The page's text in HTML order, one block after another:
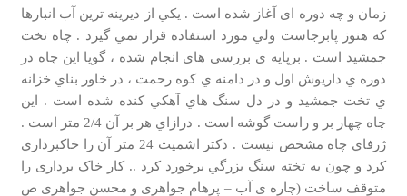
زمان و چه دوره ای آغاز شده است . يكي از ديرينه ترين آب انبارها
كه هنوز پابرجاست ولي مورد استفاده قرار نمي گيرد . چاه تخت
جمشيد است . برپایه ی بررسی های انجام شده ، گویا این چاه در
دوره ي داريوش اول و در دامنه ي كوه رحمت ، در خاور بناي خزانه
ي تخت جمشيد و در دل سنگ هاي آهكي كنده شده است . این
چاه چهار بر و راست گوشه است . درازاي هر بر آن 2/4 متر است .
ژرفاي چاه مشخص نيست . دكتر اشميت 24 متر آن را خاكبرداري
كرد و چون به تخته سنگ بزرگي برخورد كرد .. كار خاک برداری را
متوقف ساخت (چاره ی آب – پرهام جواهری و محسن جواهری ص